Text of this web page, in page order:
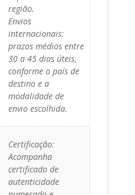
região.
Envios
internacionais:
prazos médios entre
30 a 45 dias úteis,
conforme o país de
destino e a
modalidade de
envio escolhida.
Certificação:
Acompanha
certificado de
autenticidade